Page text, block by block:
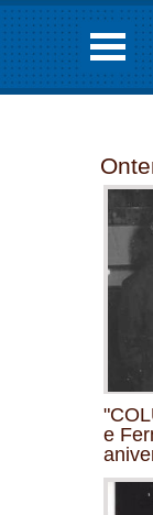
e